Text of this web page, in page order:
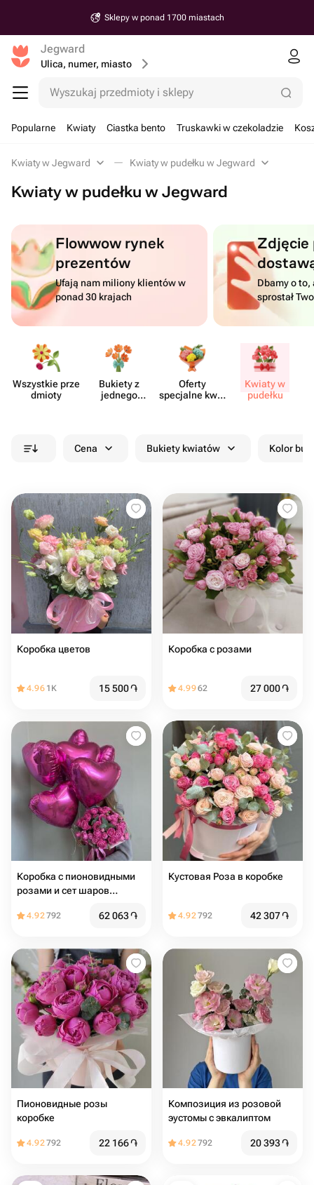
Sklepy w ponad 1700 miastach
Jegward
Ulica, numer, miasto
Wyszukaj przedmioty i sklepy
Popularne Kwiaty Ciastka bento Truskawki w czekoladzie
Kwiaty w Jegward Kwiaty w pudełku w Jegward
Kwiaty w pudełku w Jegward
Flowwow rynek
prezentów
Ufają nam miliony klientów w
ponad 30 krajach
Dbamy o to,
sprostał
Wszystkie prze​
dmioty
Bukiety z
jednego
Oferty
specjalne kwia​
Kwiaty w
pudełku
Cena Bukiety kwiatów Kolor
Коробка цветов
4.96 1K 15 500֏
Коробка с розами
4.9962 27 000֏
Коробка с пионовидными
розами и сет шаров
4.92792 62 063֏
Кустовая Роза в коробке
4.92792 42 307֏
Пионовидные розы
коробке
4.92792 22 166֏
Композиция из розовой
эустомы с эвкалиптом
4.92792 20 393֏